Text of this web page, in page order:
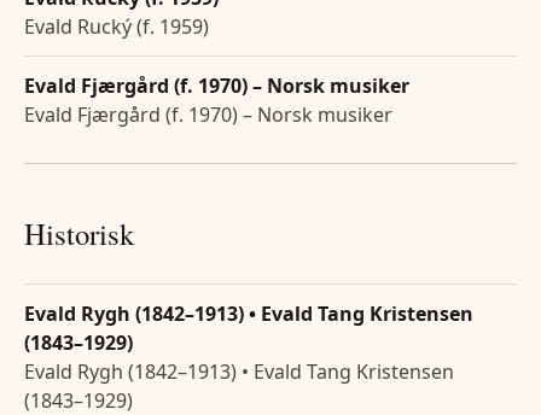
Evald Rucký (f. 1959)
Evald Fjærgård (f. 1970) – Norsk musiker
Evald Fjærgård (f. 1970) – Norsk musiker
Historisk
Evald Rygh (1842–1913) • Evald Tang Kristensen
(1843–1929)
Evald Rygh (1842–1913) • Evald Tang Kristensen
(1843–1929)